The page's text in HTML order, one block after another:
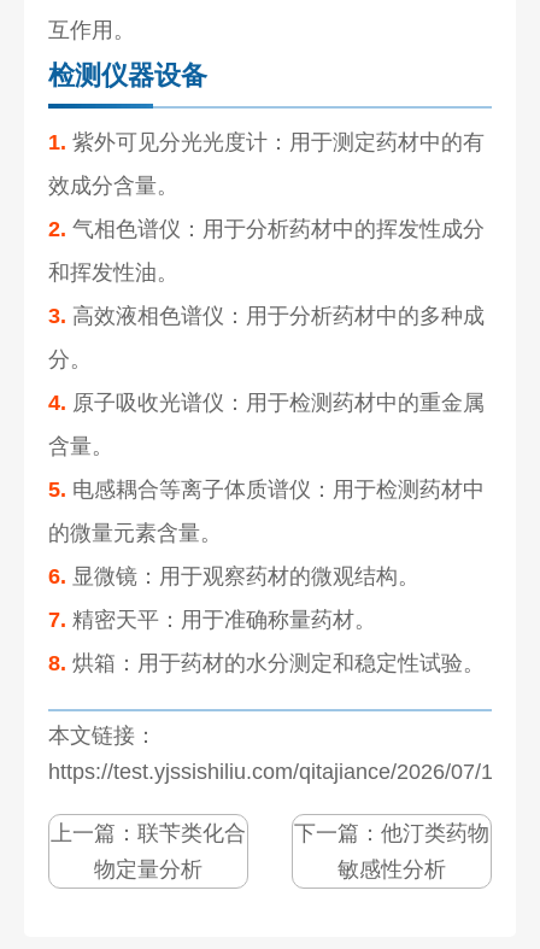
互作用。
检测仪器设备
1. 紫外可见分光光度计：用于测定药材中的有
效成分含量。
2. 气相色谱仪：用于分析药材中的挥发性成分
和挥发性油。
3. 高效液相色谱仪：用于分析药材中的多种成
分。
4. 原子吸收光谱仪：用于检测药材中的重金属
含量。
5. 电感耦合等离子体质谱仪：用于检测药材中
的微量元素含量。
6. 显微镜：用于观察药材的微观结构。
7. 精密天平：用于准确称量药材。
8. 烘箱：用于药材的水分测定和稳定性试验。
本文链接：
https://test.yjssishiliu.com/qitajiance/2026/07/
上一篇： 联苄类化合
物定量分析
下一篇：他汀类药物
敏感性分析